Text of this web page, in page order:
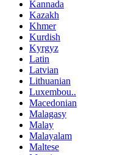
Kannada
Kazakh
Khmer
Kurdish
Kyrgyz
Latin
Latvian
Lithuanian
Luxembou..
Macedonian
Malagasy
Malay
Malayalam
Maltese